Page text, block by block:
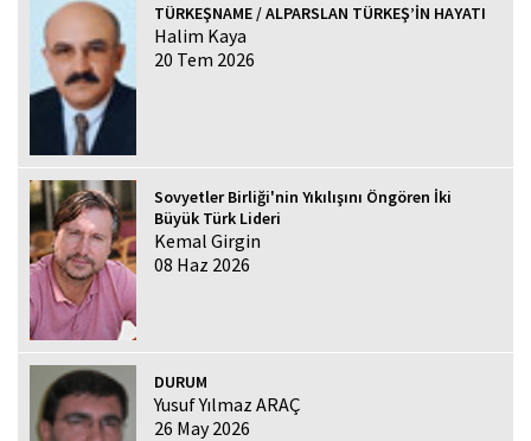
TÜRKEŞNAME / ALPARSLAN TÜRKEŞ’İN HAYATI
Halim Kaya
20 Tem 2026
Sovyetler Birliği'nin Yıkılışını Öngören İki
Büyük Türk Lideri
Kemal Girgin
08 Haz 2026
DURUM
Yusuf Yılmaz ARAÇ
26 May 2026